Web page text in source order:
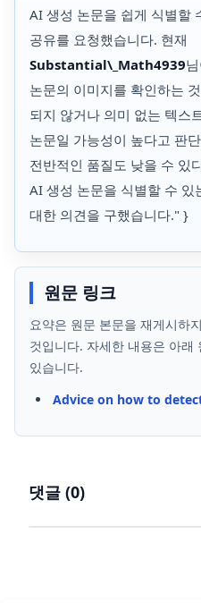
AI 생성 논문을 쉽게 식별할
공유를 요청했습니다. 현재
Substantial\_Math4939
논문의 이미지를 확인하는
되지 않거나 의미 없는 텍스
논문일 가능성이 높다고 판
전반적인 품질도 낮을 수 있
AI 생성 논문을 식별할 수 있
대한 의견을 구했습니다." }
원문 링크
요약은 원문 본문을 재게시하
것입니다. 자세한 내용은 아래
있습니다.
Advice on how to
댓글 (0)